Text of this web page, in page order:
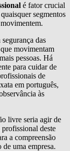
é fator crucial
segmentos
das
movimentam
pessoas. Há
para cuidar de
de
em português,
às
livre seria agir de
deste
a compreensão
de uma empresa.